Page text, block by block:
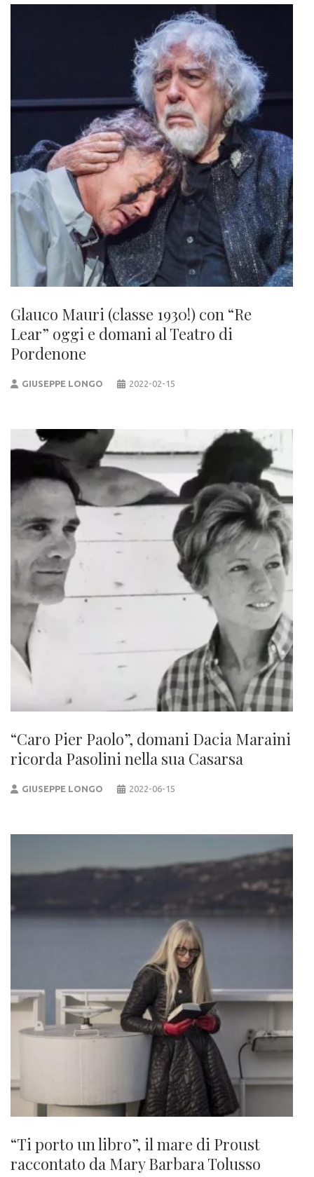
Glauco Mauri (classe 1930!) con “Re
Lear” oggi e domani al Teatro di
Pordenone
GIUSEPPE LONGO 2022-02-15
“Caro Pier Paolo”, domani Dacia Maraini
ricorda Pasolini nella sua Casarsa
GIUSEPPE LONGO 2022-06-15
“Ti porto un libro”, il mare di Proust
raccontato da Mary Barbara Tolusso